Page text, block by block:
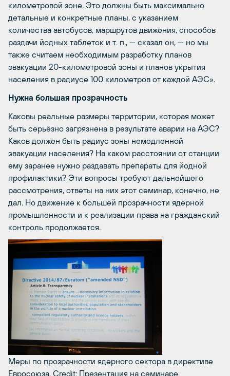
километровой зоне. Это должны быть максимально
детальные и конкретные планы, с указанием
количества автобусов, маршрутов движения, способов
раздачи йодных таблеток и т. п., — сказал он, — но мы
также считаем необходимым разработку планов
эвакуации 20-километровой зоны и планов укрытия
населения в радиусе 100 километров от каждой АЭС».
Нужна большая прозрачность
Каковы реальные размеры территории, которая может
быть серьёзно загрязнена в результате аварии на АЭС?
Каков должен быть радиус зоны немедленной
эвакуации населения? На каком расстоянии от станции
ему заранее нужно раздавать препараты для йодной
профилактики? Эти вопросы требуют дальнейшего
рассмотрения, ответы на них этот семинар, конечно, не
дал. Но движение к большей прозрачности ядерной
промышленности и к реализации права на гражданский
контроль продолжается.
Меры по прозрачности ядерного сектора в директиве
Евросоюза. Credit: Презентация на семинаре.